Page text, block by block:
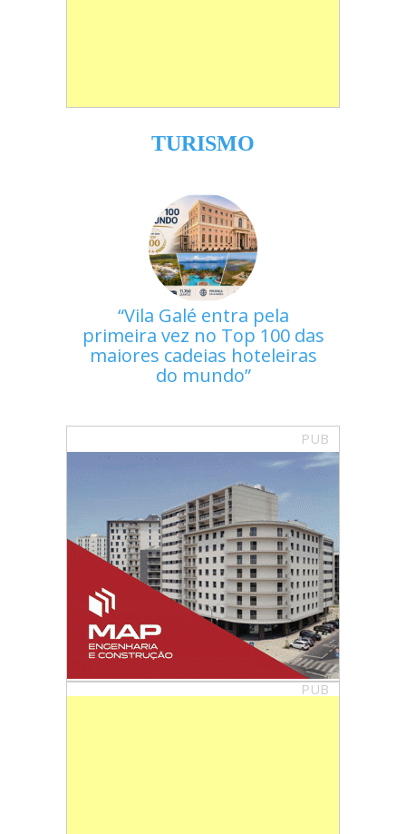
TURISMO
Vila Galé entra pela
primeira vez no Top 100 das
maiores cadeias hoteleiras
do mundo
PUB
PUB